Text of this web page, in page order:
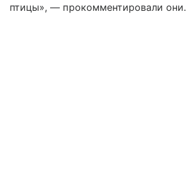
птицы», — прокомментировали они.